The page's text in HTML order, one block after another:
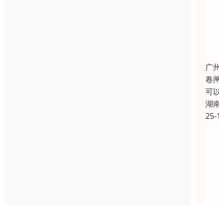
广
卷
可
湖
25-